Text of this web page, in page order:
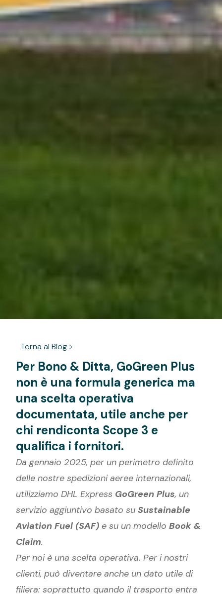
Torna al Blog >
Per Bono & Ditta, GoGreen Plus
non è una formula generica ma
una scelta operativa
documentata, utile anche per
chi rendiconta Scope 3 e
qualifica i fornitori.
Da gennaio 2025, per un perimetro definito
delle nostre spedizioni aeree internazionali,
utilizziamo DHL Express GoGreen Plus, un
servizio aggiuntivo basato su Sustainable
Aviation Fuel (SAF) e su un modello Book &
Claim.
Per noi è una scelta operativa. Per i nostri
clienti, può diventare anche un dato utile di
filiera: soprattutto quando il trasporto entra